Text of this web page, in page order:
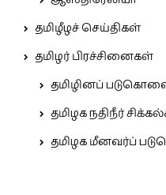
தமிழீழச் செய்திகள்
தமிழர் பிரச்சினைகள்
தமிழினப்
தமிழக நதிநீர்
தமிழக மீனவர்ப்